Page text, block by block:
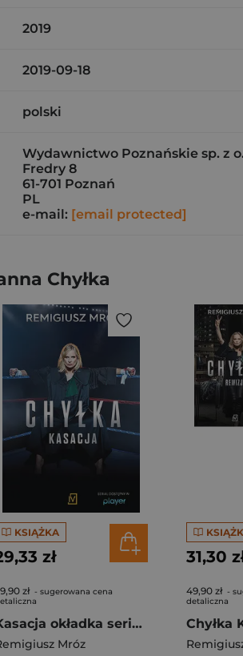
2019
2019-09-18
polski
Wydawnictwo Poznańskie sp. z
Fredry 8
61-701 Poznań
PL
e-mail: [email protected]
Chyłka
KSIĄŻKA
zł
zł - sugerowana cena
Kasacja okładka serialowa
Mróz
31,30
49,90 zł -
detaliczna